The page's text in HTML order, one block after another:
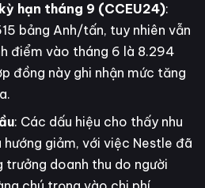
hạn tháng 9 (CCEU24):
bảng Anh/tấn, tuy nhiên vẫn
điểm vào tháng 6 là 8.294
đồng này ghi nhận mức tăng
: Các dấu hiệu cho thấy nhu
giảm, với việc Nestle đã
trưởng doanh thu do người